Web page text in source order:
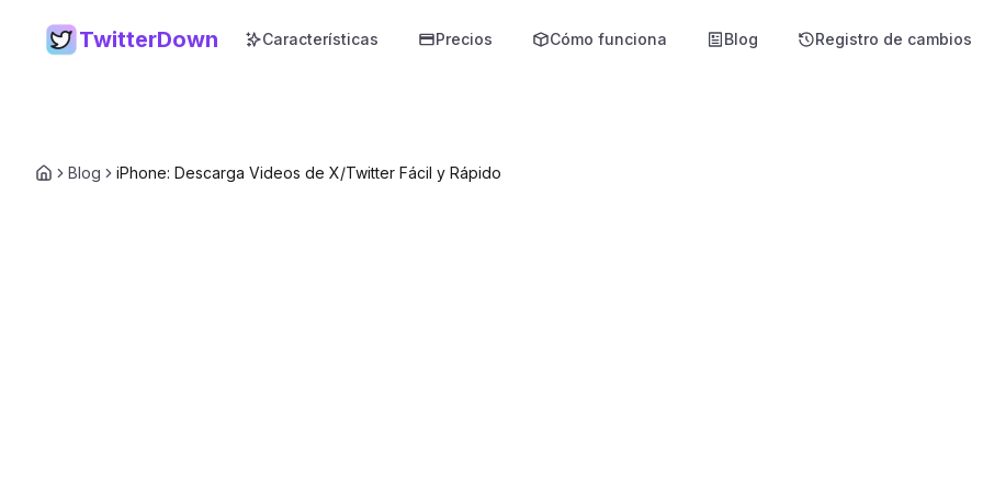
TwitterDown Características Precios Cómo funciona Blog Registro de cambios
Blog iPhone: Descarga Videos de X/Twitter Fácil y Rápido